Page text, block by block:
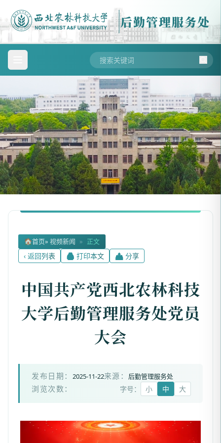
后勤管理服务处
🏠首页» 视频新闻 » 正文
‹ 返回列表 🖨 打印本文 📤 分享
中国共产党西北农林科技
大学后勤管理服务处党员
大会
发布日期： 2025-11-22来源： 后勤管理服务处
浏览次数：
字号： 小 中 大